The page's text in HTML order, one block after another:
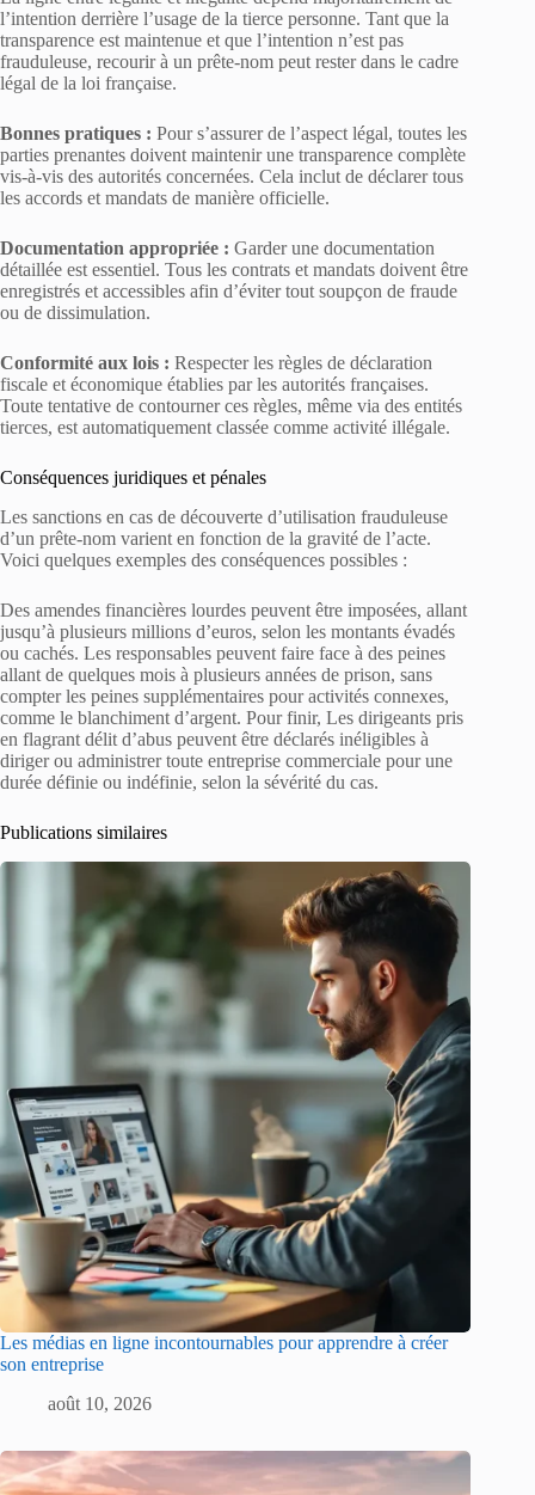
l’intention derrière l’usage de la tierce personne. Tant que la
transparence est maintenue et que l’intention n’est pas
frauduleuse, recourir à un prête-nom peut rester dans le cadre
légal de la loi française.
Bonnes pratiques : Pour s’assurer de l’aspect légal, toutes les
parties prenantes doivent maintenir une transparence complète
vis-à-vis des autorités concernées. Cela inclut de déclarer tous
les accords et mandats de manière officielle.
Documentation appropriée : Garder une documentation
détaillée est essentiel. Tous les contrats et mandats doivent être
enregistrés et accessibles afin d’éviter tout soupçon de fraude
ou de dissimulation.
Conformité aux lois : Respecter les règles de déclaration
fiscale et économique établies par les autorités françaises.
Toute tentative de contourner ces règles, même via des entités
tierces, est automatiquement classée comme activité illégale.
Conséquences juridiques et pénales
Les sanctions en cas de découverte d’utilisation frauduleuse
d’un prête-nom varient en fonction de la gravité de l’acte.
Voici quelques exemples des conséquences possibles :
Des amendes financières lourdes peuvent être imposées, allant
jusqu’à plusieurs millions d’euros, selon les montants évadés
ou cachés. Les responsables peuvent faire face à des peines
allant de quelques mois à plusieurs années de prison, sans
compter les peines supplémentaires pour activités connexes,
comme le blanchiment d’argent. Pour finir, Les dirigeants pris
en flagrant délit d’abus peuvent être déclarés inéligibles à
diriger ou administrer toute entreprise commerciale pour une
durée définie ou indéfinie, selon la sévérité du cas.
Publications similaires
Les médias en ligne incontournables pour apprendre à créer
son entreprise
août 10, 2026